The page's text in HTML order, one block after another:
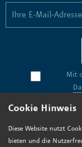
Cookie Hinweis
Diese Website nutzt
bieten und die
Mit